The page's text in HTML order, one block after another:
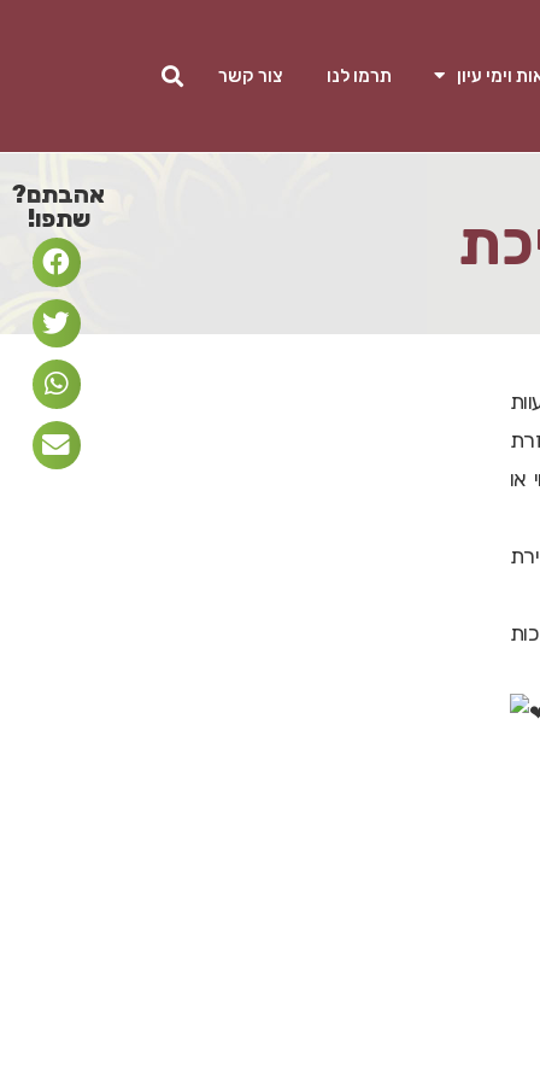
וימי עיון תרמו לנו צור קשר
או
אהבתם?
שתפו!